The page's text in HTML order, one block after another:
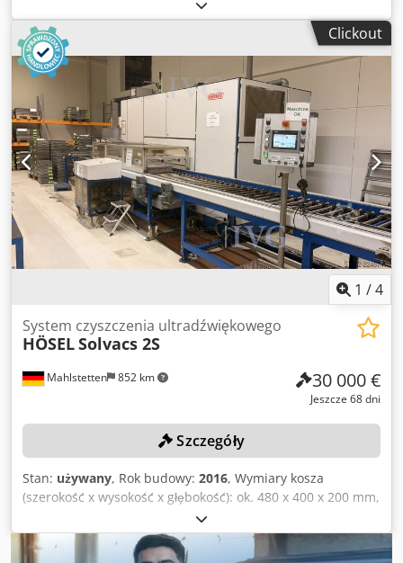
czyszczenia metodą pirolizy próżniowej: piec do pirolizy
próżniowej -Typ: niestety, brak oznaczenia typu -Otwór
wejściowy: średnica 600 mm -Komora wewnętrzna:
średnica 600 x 2480 mm -Pompa próżniowa: 2,35 kW, 1,33
m³/min Djdpfxozpii Do Afnock -Pojedyncze komponenty:
patrz zdjęcia -Wymiary: 5200/1635/wys. 1760 mm -Wymiary
do transportu: 3200/1635/wys. 1760 mm / 2000/650/wys.
610 mm -Waga: 1210 kg
Clickout
1 /4
Mahlstetten 852 km
System czyszczenia ultradźwiękowego
HÖSELSolvacs 2S
30 000 €
Jeszcze 68 dni
Szczegóły
Stan: używany, Rok budowy: 2016, Wymiary kosza
(szerokość x wysokość x głębokość): ok. 480 x 400 x 200 mm,
waga: 3900 kg, moc: 55 kW, 1 elektryczna przenośnik
rolkowy, długość ok. 9 m, z systemem sterowania SIEMENS
Simatic HMI. Dodpfx Afjzqy Sfjneck